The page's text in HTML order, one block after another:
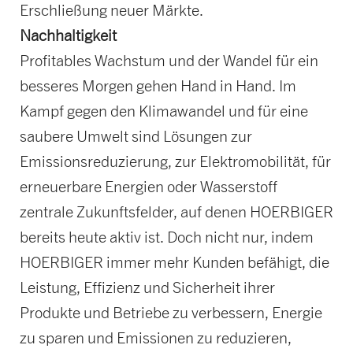
Erschließung neuer Märkte.
Nachhaltigkeit
Profitables Wachstum und der Wandel für ein
besseres Morgen gehen Hand in Hand. Im
Kampf gegen den Klimawandel und für eine
saubere Umwelt sind Lösungen zur
Emissionsreduzierung, zur Elektromobilität, für
erneuerbare Energien oder Wasserstoff
zentrale Zukunftsfelder, auf denen HOERBIGER
bereits heute aktiv ist. Doch nicht nur, indem
HOERBIGER immer mehr Kunden befähigt, die
Leistung, Effizienz und Sicherheit ihrer
Produkte und Betriebe zu verbessern, Energie
zu sparen und Emissionen zu reduzieren,